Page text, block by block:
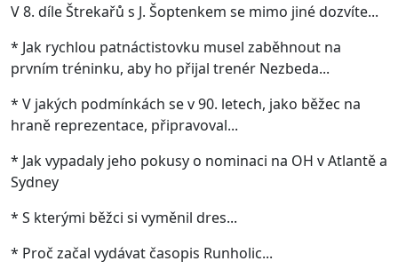
V 8. díle Štrekařů s J. Šoptenkem se mimo jiné dozvíte...
* Jak rychlou patnáctistovku musel zaběhnout na
prvním tréninku, aby ho přijal trenér Nezbeda...
* V jakých podmínkách se v 90. letech, jako běžec na
hraně reprezentace, připravoval...
* Jak vypadaly jeho pokusy o nominaci na OH v Atlantě a
Sydney
* S kterými běžci si vyměnil dres...
* Proč začal vydávat časopis Runholic...